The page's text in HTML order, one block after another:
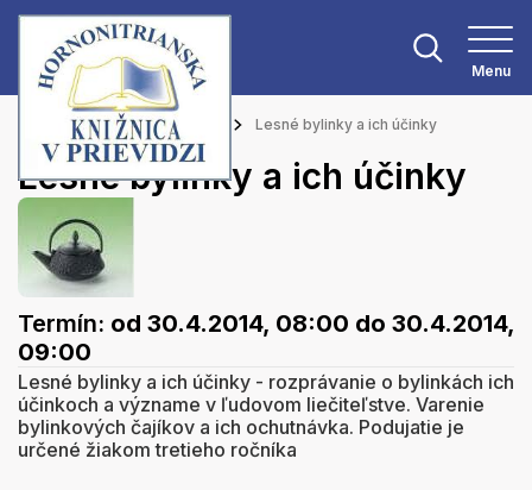
Menu
Hlavná stránka Podujatia Lesné bylinky a ich účinky
Lesné bylinky a ich účinky
Termín: od 30.4.2014, 08:00 do 30.4.2014,
09:00
Lesné bylinky a ich účinky - rozprávanie o bylinkách ich
účinkoch a význame v ľudovom liečiteľstve. Varenie
bylinkových čajíkov a ich ochutnávka. Podujatie je
určené žiakom tretieho ročníka